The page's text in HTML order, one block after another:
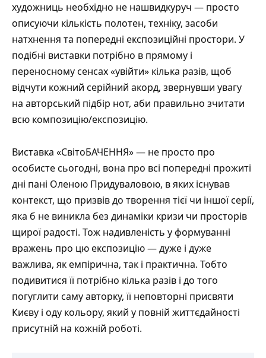
художниць необхідно не нашвидкуруч — просто
описуючи кількість полотен, техніку, засоби
натхнення та попередні експозиційні простори. У
подібні виставки потрібно в прямому і
переносному сенсах «увійти» кілька разів, щоб
відчути кожний серійний акорд, звернувши увагу
на авторський підбір нот, аби правильно зчитати
всю композицію/експозицію.
Виставка «СвітоБАЧЕННЯ» — не просто про
особисте сьогодні, вона про всі попередні прожиті
дні пані Оленою Придуваловою, в яких існував
контекст, що призвів до творення тієї чи іншої серії,
яка б не виникла без динаміки кризи чи просторів
щирої радості. Тож надивленість у формуванні
вражень про цю експозицію — дуже і дуже
важлива, як емпірична, так і практична. Тобто
подивитися її потрібно кілька разів і до того
погуглити саму авторку, її неповторні присвяти
Києву і оду кольору, який у повній життєдайності
присутній на кожній роботі.